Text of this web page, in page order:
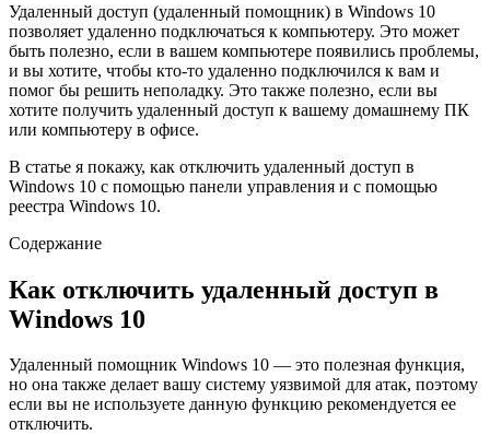
Удаленный доступ (удаленный помощник) в Windows 10
позволяет удаленно подключаться к компьютеру. Это может
быть полезно, если в вашем компьютере появились проблемы,
и вы хотите, чтобы кто-то удаленно подключился к вам и
помог бы решить неполадку. Это также полезно, если вы
хотите получить удаленный доступ к вашему домашнему ПК
или компьютеру в офисе.
В статье я покажу, как отключить удаленный доступ в
Windows 10 с помощью панели управления и с помощью
реестра Windows 10.
Содержание
Как отключить удаленный доступ в
Windows 10
Удаленный помощник Windows 10 — это полезная функция,
но она также делает вашу систему уязвимой для атак, поэтому
если вы не используете данную функцию рекомендуется ее
отключить.